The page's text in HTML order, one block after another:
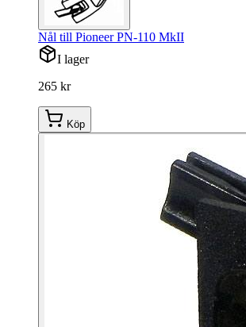
Nål till Pioneer PN-110 MkII
I lager
265 kr
Köp